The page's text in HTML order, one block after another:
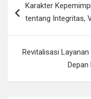
posKarakter
tentang Integritas,
Revitalisasi
Depan